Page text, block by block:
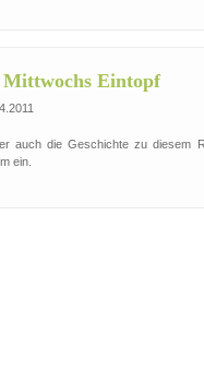
Mittwochs Eintopf
auch die Geschichte zu diesem
ein.